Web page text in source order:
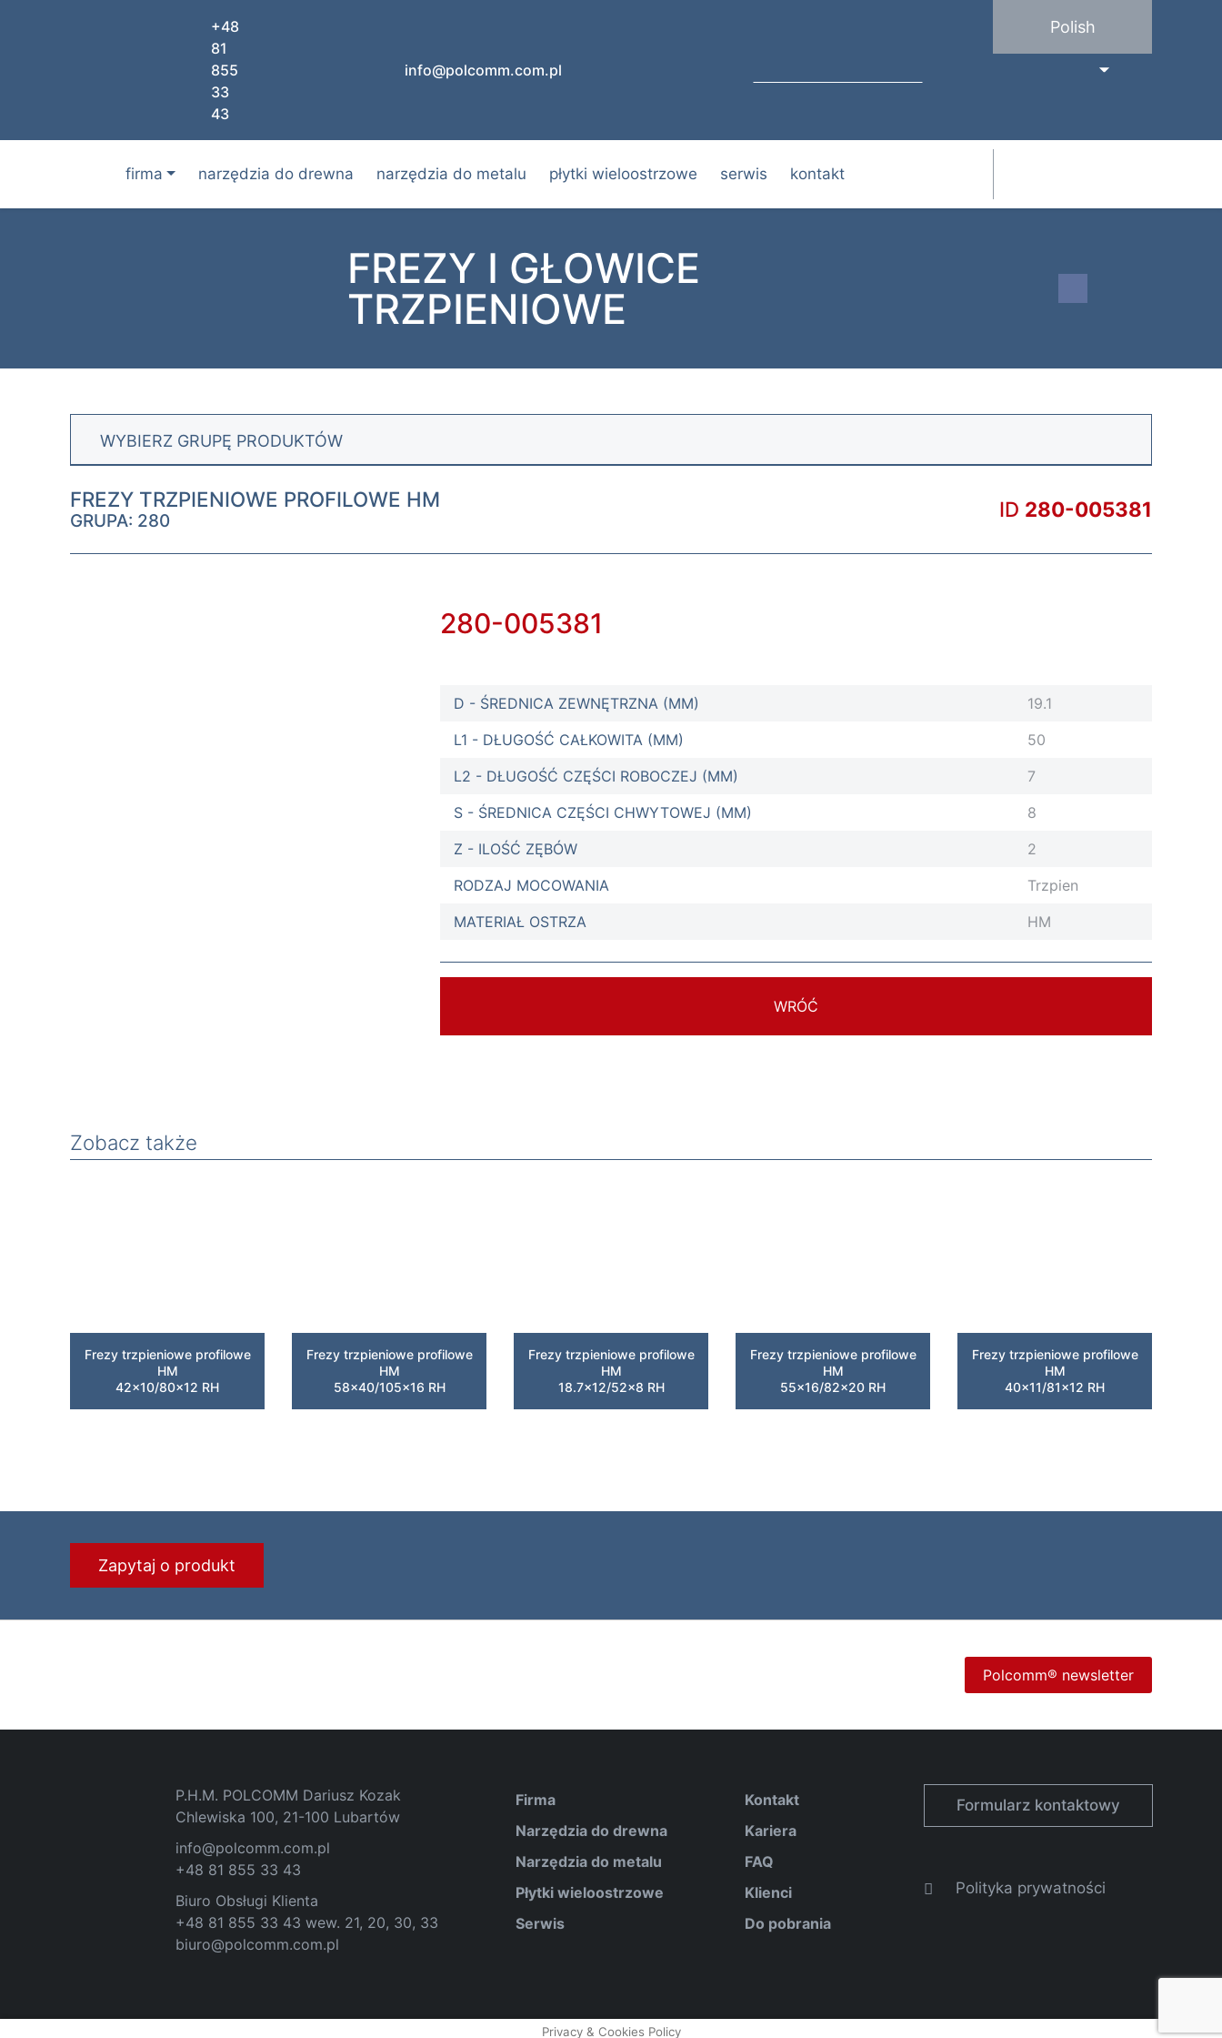
+48
81
855
33
43
info@polcomm.com.pl
Polish
firma narzędzia do drewna narzędzia do metalu płytki wieloostrzowe serwis kontakt
FREZY I GŁOWICE
TRZPIENIOWE
WYBIERZ GRUPĘ PRODUKTÓW
FREZY TRZPIENIOWE PROFILOWE HM
GRUPA: 280 ID 280-005381
280-005381
D - ŚREDNICA ZEWNĘTRZNA (MM)
19.1
L1 - DŁUGOŚĆ CAŁKOWITA (MM)
50
L2 - DŁUGOŚĆ CZĘŚCI ROBOCZEJ (MM)
7
S - ŚREDNICA CZĘŚCI CHWYTOWEJ (MM)
8
Z - ILOŚĆ ZĘBÓW
2
RODZAJ MOCOWANIA
Trzpien
MATERIAŁ OSTRZA
HM
WRÓĆ
Zobacz także
Frezy trzpieniowe profilowe
HM
42×10/80×12 RH
Frezy trzpieniowe profilowe
HM
58×40/105×16 RH
Frezy trzpieniowe profilowe
HM
18.7×12/52×8 RH
Frezy trzpieniowe profilowe
HM
55×16/82×20 RH
Frezy trzpieniowe profilowe
HM
40×11/81×12 RH
Zapytaj o produkt
Polcomm® newsletter
P.H.M. POLCOMM Dariusz Kozak
Chlewiska 100, 21-100 Lubartów
info@polcomm.com.pl
+48 81 855 33 43
Biuro Obsługi Klienta
+48 81 855 33 43 wew. 21, 20, 30, 33
biuro@polcomm.com.pl
Firma
Narzędzia do drewna
Narzędzia do metalu
Płytki wieloostrzowe
Serwis
Kontakt
Kariera
FAQ
Klienci
Do pobrania
Formularz kontaktowy
Polityka prywatności
Privacy & Cookies Policy